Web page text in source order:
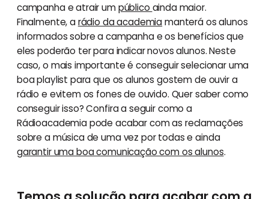
campanha e atrair umpúblico ainda maior.
Finalmente, arádio da academiamanterá os alunos
informados sobre a campanha e os benefícios que
eles poderão ter para indicar novos alunos. Neste
caso, o mais importante é conseguir selecionar uma
boa playlist para que os alunos gostem de ouvir a
rádio e evitem os fones de ouvido. Quer saber como
conseguir isso? Confira a seguir como a
Rádioacademia pode acabar com as reclamações
sobre a música de uma vez por todas e ainda
garantir uma boa comunicação com os alunos.